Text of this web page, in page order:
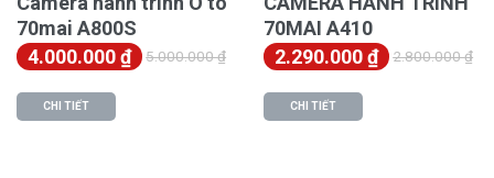
♦ Chụp ảnh tua nhanh thời gian:
70mai A800S
4.000.000₫ 5.000.000₫
CHI TIẾT
70MAI A410
2.290.000₫ 2.800.000₫
CHI TIẾT